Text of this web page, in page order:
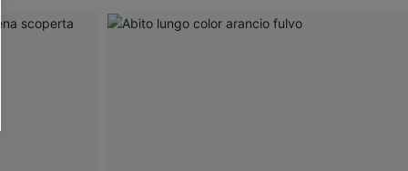
SCONT
i nostri
valutare il livello di coinvolgimento,